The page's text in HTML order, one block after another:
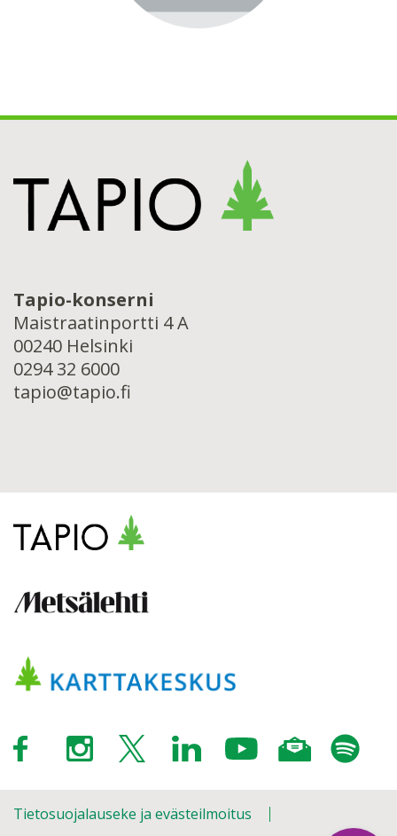
Tapio-konserni
Maistraatinportti 4 A
00240 Helsinki
0294 32 6000
tapio@tapio.fi
Tietosuojalauseke ja evästeilmoitus